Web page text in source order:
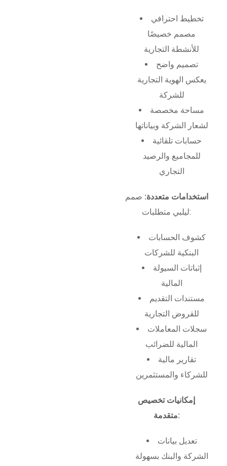
تخطيط احترافي
مصمم خصيصًا
للأنشطة التجارية
تصميم واضح
يعكس الهوية التجارية
للشركة
مساحة مخصصة
لشعار الشركة وبياناتها
حسابات تلقائية
للمجاميع والرصيد
التجاري
استخدامات متعددة: صمم
ليلبي متطلبات:
كشوف الحسابات
البنكية للشركات
إثباتات السيولة
المالية
مستندات التقديم
للقروض التجارية
سجلات المعاملات
المالية للضرائب
تقارير مالية
للشركاء والمستثمرين
إمكانيات تخصيص
متقدمة:
تعديل بيانات
الشركة والبنك بسهولة